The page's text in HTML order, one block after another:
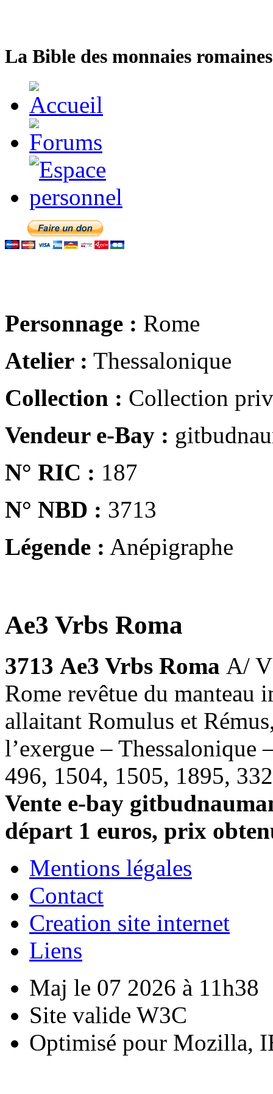
La Bible des monnaies
Personnage : Rome
Atelier : Thessalonique
Collection : Collection
Vendeur e-Bay :
N° RIC : 187
N° NBD : 3713
Légende : Anépigraphe
Ae3 Vrbs Roma
3713 Ae3 Vrbs Roma A/
Rome revêtue du manteau
allaitant Romulus et
l’exergue –
496, 1504, 1505, 1895,
Vente e-bay
départ 1 euros, prix
Mentions légales
Contact
Creation site internet
Liens
Maj le 07 2026 à 11h38
Site valide W3C
Optimisé pour Mozilla,